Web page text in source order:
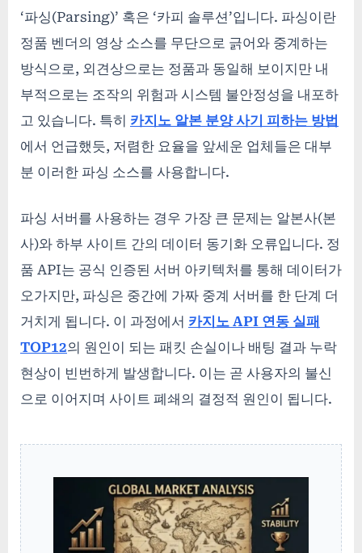
‘파싱(Parsing)’ 혹은 ‘카피 솔루션’입니다. 파싱이란
정품 벤더의 영상 소스를 무단으로 긁어와 중계하는
방식으로, 외견상으로는 정품과 동일해 보이지만 내
부적으로는 조작의 위험과 시스템 불안정성을 내포하
고 있습니다. 특히 카지노 알본 분양 사기 피하는 방법
에서 언급했듯, 저렴한 요율을 앞세운 업체들은 대부
분 이러한 파싱 소스를 사용합니다.
파싱 서버를 사용하는 경우 가장 큰 문제는 알본사(본
사)와 하부 사이트 간의 데이터 동기화 오류입니다. 정
품 API는 공식 인증된 서버 아키텍처를 통해 데이터가
오가지만, 파싱은 중간에 가짜 중계 서버를 한 단계 더
거치게 됩니다. 이 과정에서 카지노 API 연동 실패
TOP12의 원인이 되는 패킷 손실이나 배팅 결과 누락
현상이 빈번하게 발생합니다. 이는 곧 사용자의 불신
으로 이어지며 사이트 폐쇄의 결정적 원인이 됩니다.